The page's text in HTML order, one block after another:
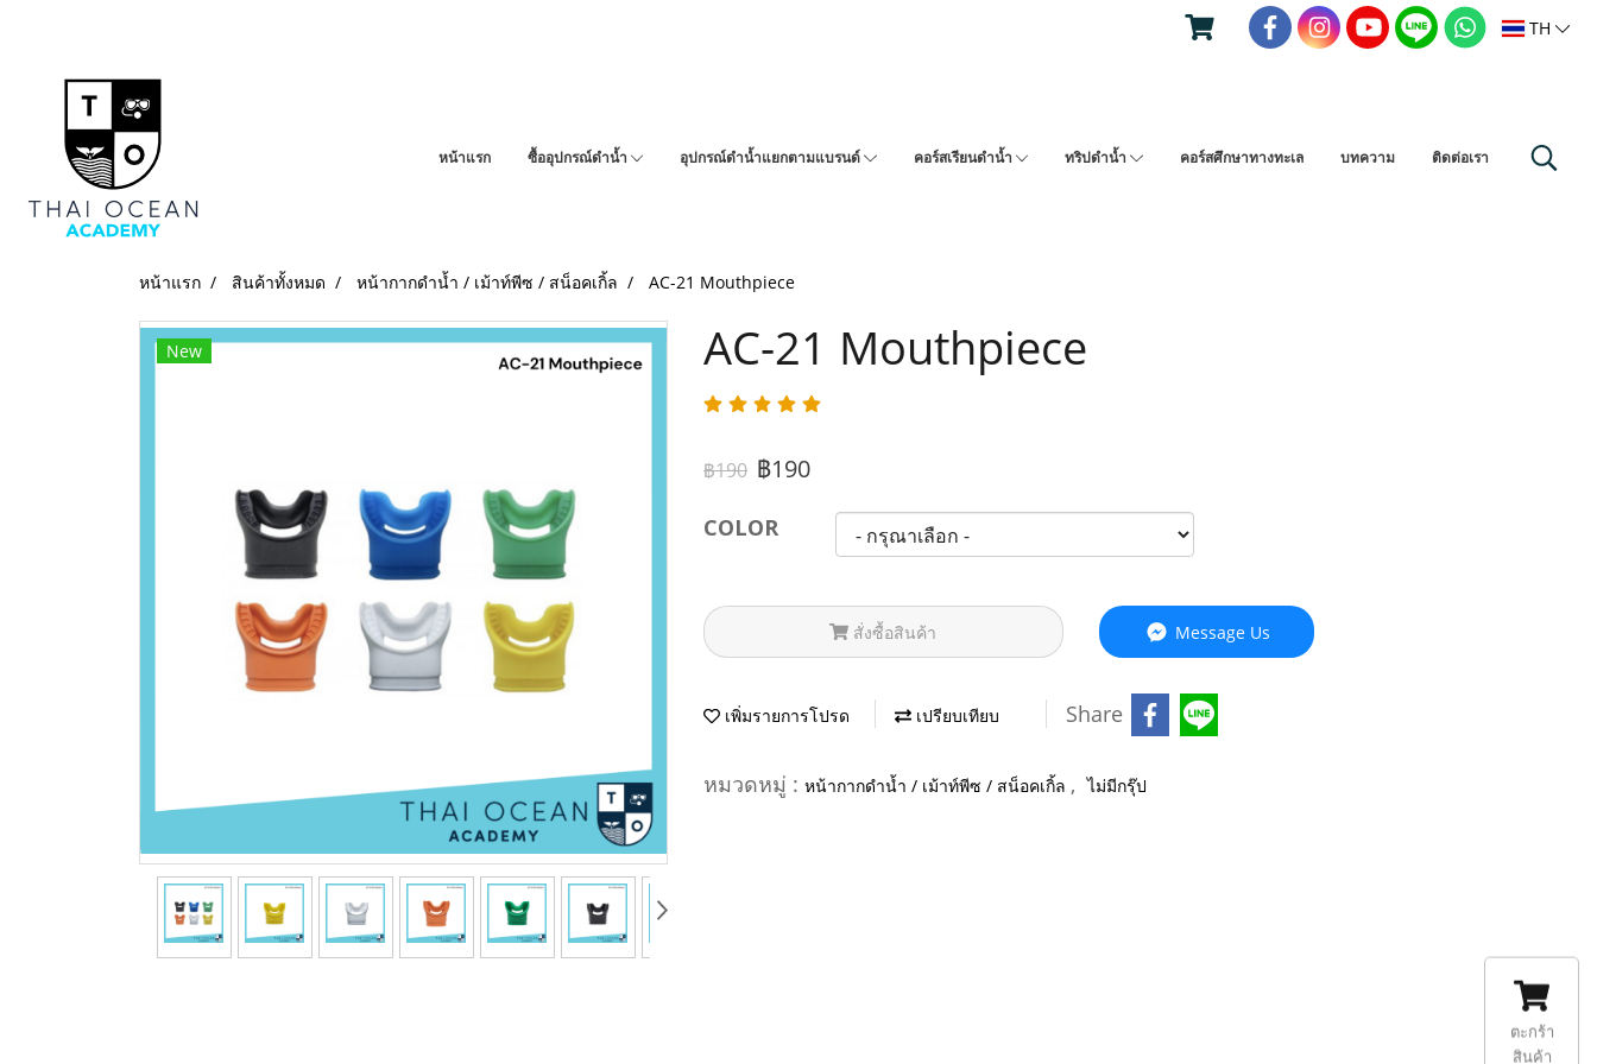
TH
หน้าแรก ซื้ออุปกรณ์ดำน้ำ อุปกรณ์ดำน้ำแยกตามแบรนด์ คอร์สเรียนดำน้ำ ทริปดำน้ำ คอร์สศึกษาทางทะเล บทความ ติดต่อเรา
หน้าแรก สินค้าทั้งหมด หน้ากากดำน้ำ / เม้าท์พีซ / สน็อคเกิ้ล AC-21 Mouthpiece
New AC-21 Mouthpiece
฿190 ฿190
COLOR
สั่งซื้อสินค้า Message Us
เพิ่มรายการโปรด เปรียบเทียบ Share
หมวดหมู่ : หน้ากากดำน้ำ / เม้าท์พีซ / สน็อคเกิ้ล , ไม่มีกรุ๊ป
ตะกร้า
สินค้า